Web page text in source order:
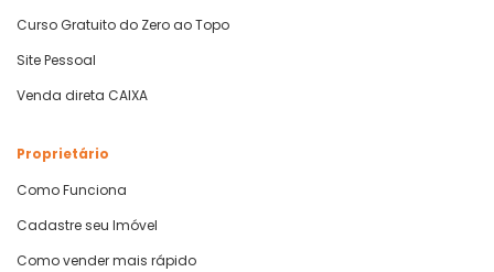
Curso Gratuito do Zero ao Topo
Site Pessoal
Venda direta CAIXA
Proprietário
Como Funciona
Cadastre seu Imóvel
Como vender mais rápido